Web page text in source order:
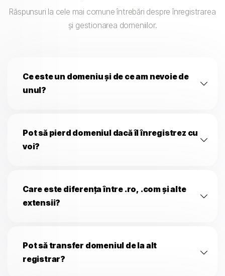
Răspunsuri la cele mai comune întrebări despre înregistrarea
și gestionarea domeniilor.
Ce este un domeniu și de ce am nevoie de
unul?
Pot să pierd domeniul dacă îl înregistrez cu
voi?
Care este diferența între .ro, .com și alte
extensii?
Pot să transfer domeniul de la alt
registrar?